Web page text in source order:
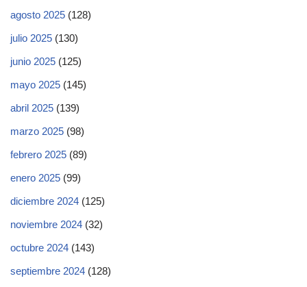
agosto 2025 (128)
julio 2025 (130)
junio 2025 (125)
mayo 2025 (145)
abril 2025 (139)
marzo 2025 (98)
febrero 2025 (89)
enero 2025 (99)
diciembre 2024 (125)
noviembre 2024 (32)
octubre 2024 (143)
septiembre 2024 (128)